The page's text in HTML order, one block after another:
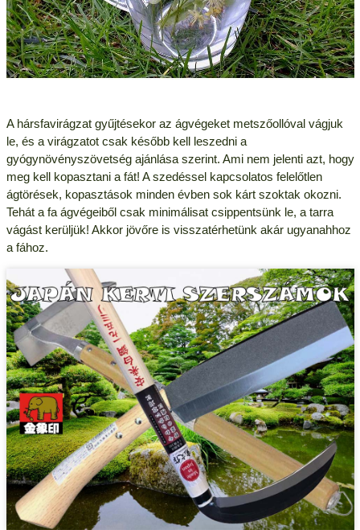
A hársfavirágzat gyűjtésekor az ágvégeket metszőollóval vágjuk
le, és a virágzatot csak később kell leszedni a
gyógynövényszövetség ajánlása szerint. Ami nem jelenti azt, hogy
meg kell kopasztani a fát! A szedéssel kapcsolatos felelőtlen
ágtörések, kopasztások minden évben sok kárt szoktak okozni.
Tehát a fa ágvégeiből csak minimálisat csippentsünk le, a tarra
vágást kerüljük! Akkor jövőre is visszatérhetünk akár ugyanahhoz
a fához.